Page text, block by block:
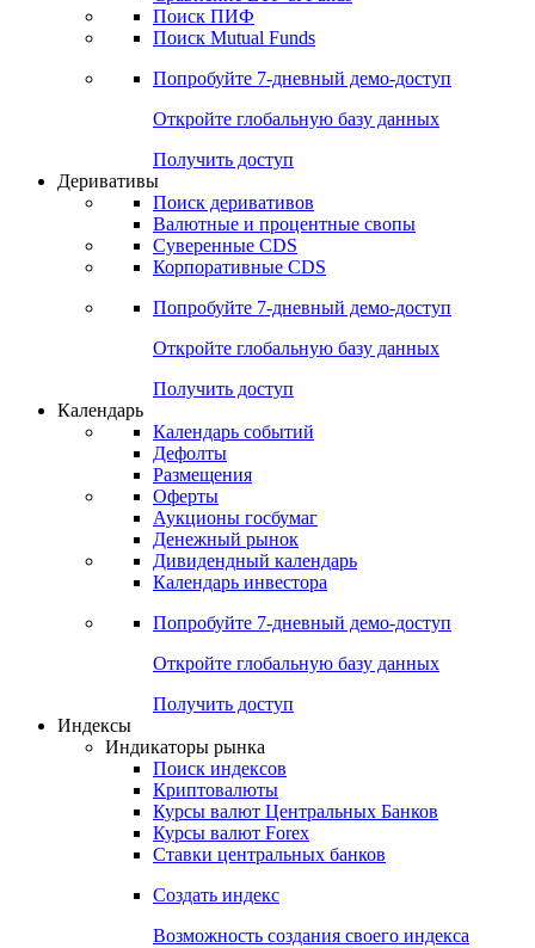
Получить доступ
ETF & Funds
Сравнение ETF & Funds
Поиск Mutual Funds
Попробуйте7-дневный
Откройте глобальную базу данных
Получить доступ
Деривативы
Валютные и процентные свопы
Корпоративные CDS
Попробуйте7-дневный
Откройте глобальную базу данных
Получить доступ
Календарь
Календарь событий
Дефолты
Размещения
Оферты
Денежный рынок
Календарь инвестора
Попробуйте7-дневный
Откройте глобальную базу данных
Получить доступ
Индикаторы рынка
Поиск индексов
Курсы валют Центральных Банков
Ставки центральных банков